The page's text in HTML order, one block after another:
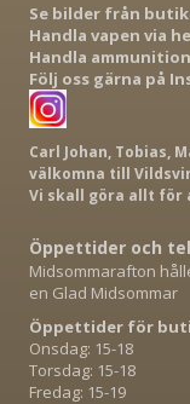
Se bilder från
Handla vapen via
Handla
Följ oss gärna på
Carl Johan, Tobias,
välkomna till
Vi skall göra allt för
Öppettider och
Midsommarafton
en Glad Midsommar
Öppettider för
Onsdag: 15-18
Torsdag: 15-18
Fredag: 15-19